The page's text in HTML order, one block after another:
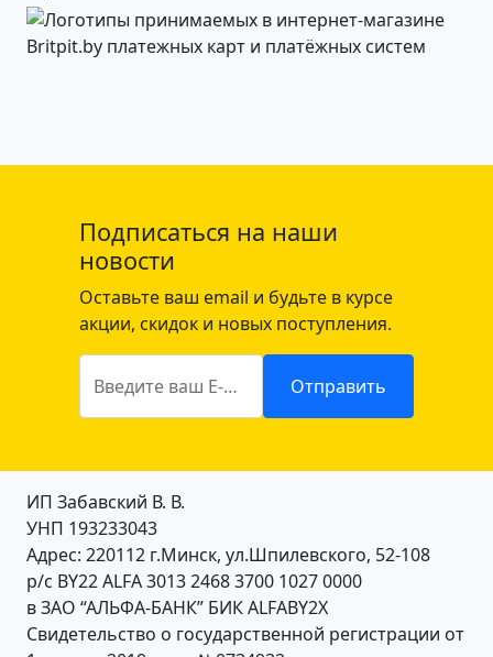
Подписаться на наши
новости
Оставьте ваш email и будьте в курсе
акции, скидок и новых поступления.
Введите ваш E-mail Отправить
ИП Забавский В. В.
УНП 193233043
Адрес: 220112 г.Минск, ул.Шпилевского, 52-108
р/с BY22 ALFA 3013 2468 3700 1027 0000
в ЗАО “АЛЬФА-БАНК” БИК ALFABY2X
Свидетельство о государственной регистрации от